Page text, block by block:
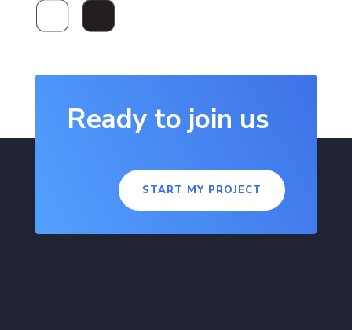
Ready to join us
START MY PROJECT